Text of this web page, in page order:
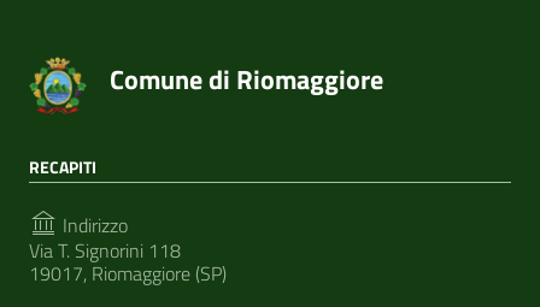
Comune di Riomaggiore
RECAPITI
Indirizzo
Via T. Signorini 118
19017, Riomaggiore (SP)